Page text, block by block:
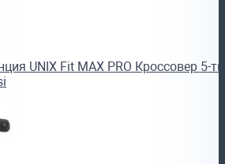
UNIX Fit MAX PRO Кроссовер 5-